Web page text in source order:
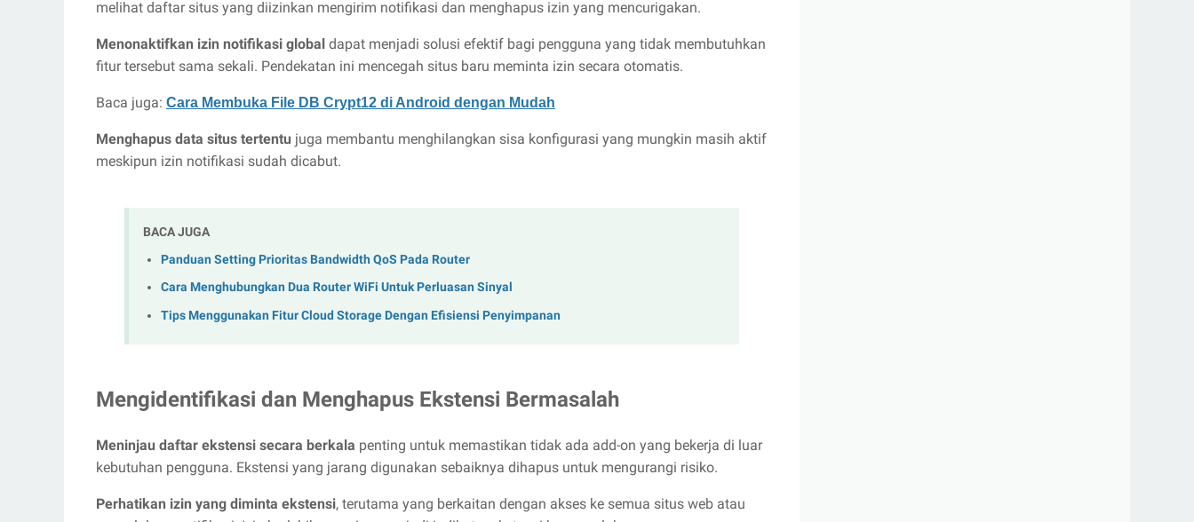
melihat daftar situs yang diizinkan mengirim notifikasi dan menghapus izin yang mencurigakan.
Menonaktifkan izin notifikasi global dapat menjadi solusi efektif bagi pengguna yang tidak membutuhkan
fitur tersebut sama sekali. Pendekatan ini mencegah situs baru meminta izin secara otomatis.
Baca juga: Cara Membuka File DB Crypt12 di Android dengan Mudah
Menghapus data situs tertentu juga membantu menghilangkan sisa konfigurasi yang mungkin masih aktif
meskipun izin notifikasi sudah dicabut.
BACA JUGA
Panduan Setting Prioritas Bandwidth QoS Pada Router
Cara Menghubungkan Dua Router WiFi Untuk Perluasan Sinyal
Tips Menggunakan Fitur Cloud Storage Dengan Efisiensi Penyimpanan
Mengidentifikasi dan Menghapus Ekstensi Bermasalah
Meninjau daftar ekstensi secara berkala penting untuk memastikan tidak ada add-on yang bekerja di luar
kebutuhan pengguna. Ekstensi yang jarang digunakan sebaiknya dihapus untuk mengurangi risiko.
Perhatikan izin yang diminta ekstensi, terutama yang berkaitan dengan akses ke semua situs web atau